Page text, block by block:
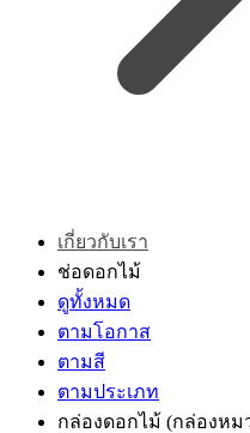
เกี่ยวกับเรา
ช่อดอกไม้
ดูทั้งหมด
ตามโอกาส
ตามสี
ตามประเภท
กล่องดอกไม้ (กล่องหม